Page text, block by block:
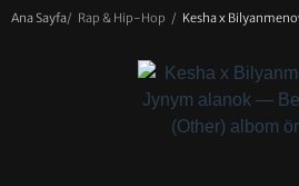
Ana Sayfa/ Rap & Hip-Hop / Kesha x